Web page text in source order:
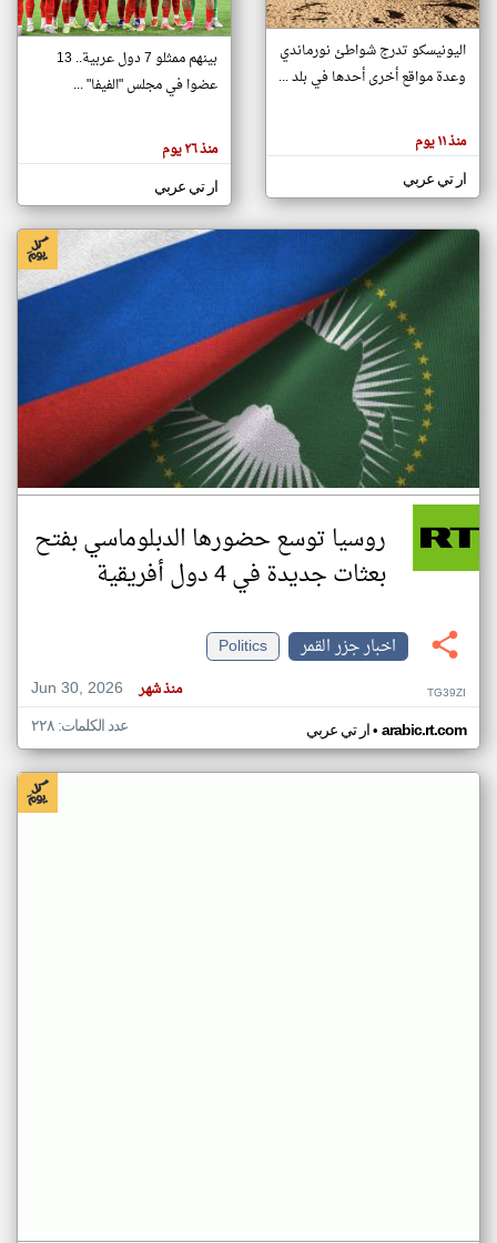
تغيير الدولة
اخبار جزر القمر على مدار الساعة
أهم اخبار جزر القمر العاجلة والمباشرة
هنا عن
وجهة
كاتبيها.
اليونيسكو تدرج شواطئ نورماندي
وعدة مواقع أخرى أحدها في بلد ...
منذ ١١ يوم
ار تي عربي
بينهم ممثلو 7 دول عربية.. 13
عضوا في مجلس "الفيفا" ...
منذ ٢٦ يوم
ار تي عربي
روسيا توسع حضورها الدبلوماسي بفتح
بعثات جديدة في 4 دول أفريقية
اخبار جزر القمر
Politics
Jun 30, 2026
منذ شهر TG39ZI
ار تي عربي• arabic.rt.com عدد الكلمات: ٢٢٨
klyoum.com